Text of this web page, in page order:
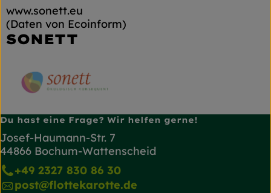
www.sonett.eu
(Daten von Ecoinform)
SONETT
Du hast eine Frage? Wir helfen gerne!
Josef-Haumann-Str. 7
44866 Bochum-Wattenscheid
+49 2327 830 86 30
post@flottekarotte.de